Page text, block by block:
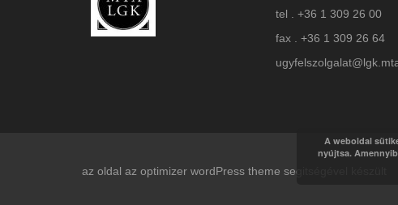
tel . +36 1 309 26 00
fax . +36 1 309 26 64
az oldal az optimizer wordPress theme segitségével
A weboldal
nyújtsa.